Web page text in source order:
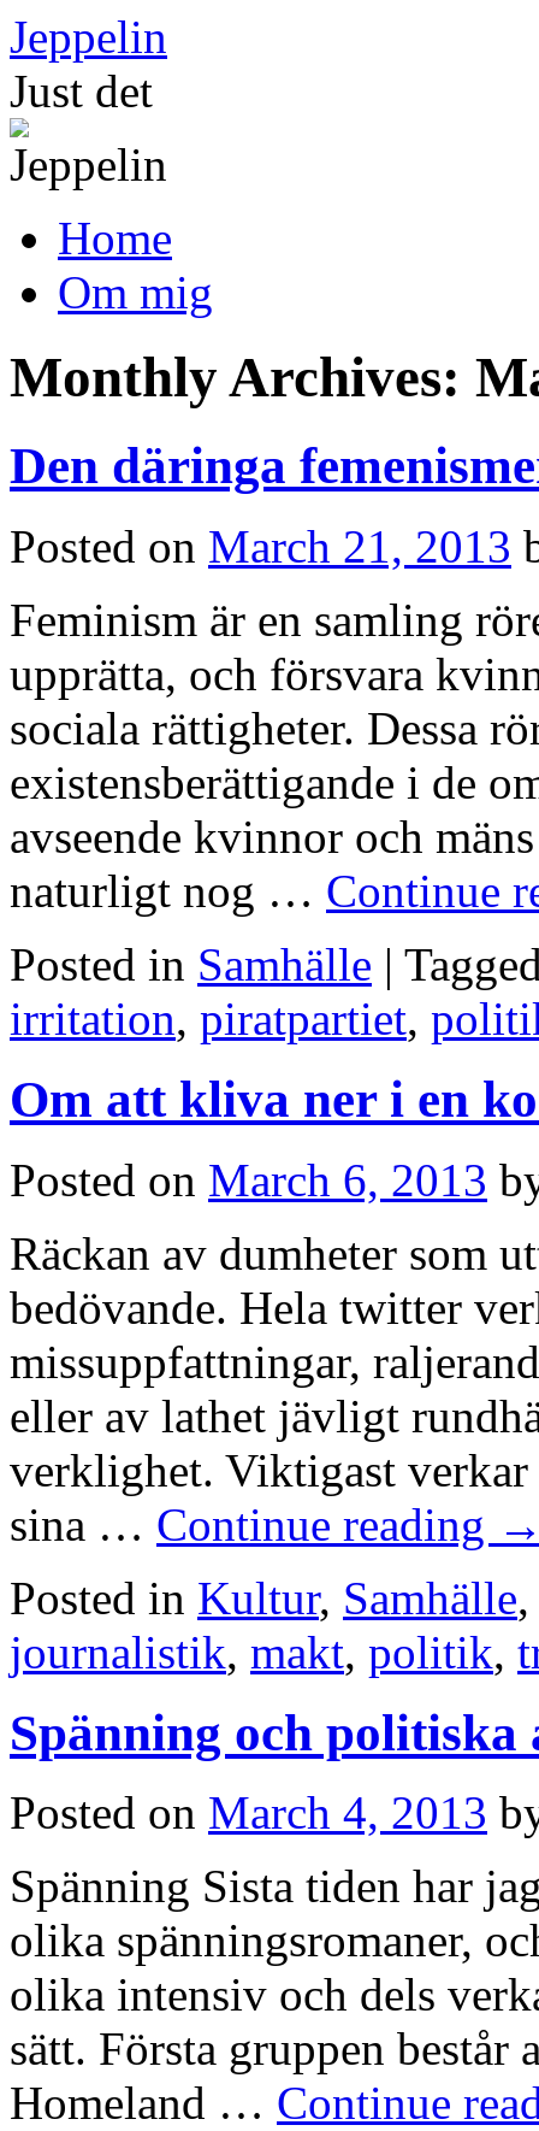
Skip
content
Jeppelin
Just det
Home
Om mig
Monthly Archives:
Den däringa
Posted on March 21, 2013
Feminism är en samling
upprätta, och försvara
sociala rättigheter. Dessa
existensberättigande i de
avseende kvinnor och
naturligt nog … Continue
Posted in Samhälle |
irritation, piratpartiet,
Om att kliva ner i en
Posted on March 6, 2013
Räckan av dumheter som
bedövande. Hela twitter
missuppfattningar,
eller av lathet jävligt
verklighet. Viktigast verkar
sina … Continue reading
Posted in Kultur, Samhälle,
journalistik, makt, politik,
Spänning och politiska
Posted on March 4, 2013
Spänning Sista tiden har
olika spänningsromaner,
olika intensiv och dels
sätt. Första gruppen består
Homeland … Continue